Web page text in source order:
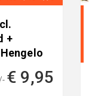
+
€ 9,95